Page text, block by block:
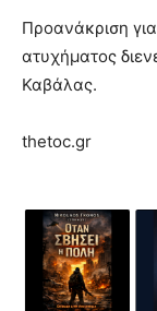
Προανάκριση για
ατυχήματος
Καβάλας.
thetoc.gr